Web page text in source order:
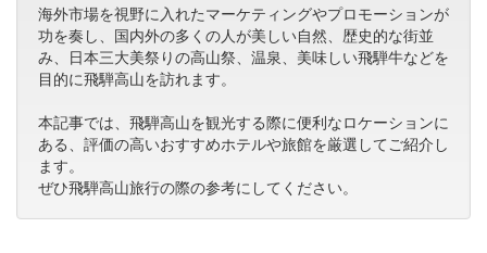
海外市場を視野に入れたマーケティングやプロモーションが
功を奏し、国内外の多くの人が美しい自然、歴史的な街並
み、日本三大美祭りの高山祭、温泉、美味しい飛騨牛などを
目的に飛騨高山を訪れます。
本記事では、飛騨高山を観光する際に便利なロケーションに
ある、評価の高いおすすめホテルや旅館を厳選してご紹介し
ます。
ぜひ飛騨高山旅行の際の参考にしてください。